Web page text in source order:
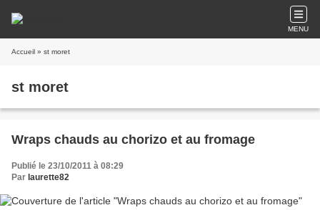
MENU
Accueil » st moret
st moret
Wraps chauds au chorizo et au fromage
Publié le 23/10/2011 à 08:29
Par laurette82